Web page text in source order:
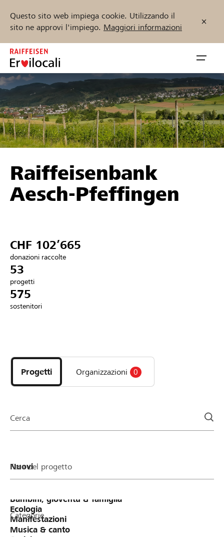
Questo sito web impiega cookie. Utilizzando il
sito ne approvi l'impiego. Maggiori informazioni
Zum
Inhalt
springen
öffnen
Sostenere
Aiuto & supporto
Collegarsi
Trova progetti e organizzazioni
Inizia ora
DE FR IT
Raiffeisenbank
Aesch-Pfeffingen
CHF 102’665
donazioni raccolte
53
progetti
575
sostenitori
i
progetti
e
della
Progetti Organizzazioni 0
Cerca
Fase del progetto
Categorie